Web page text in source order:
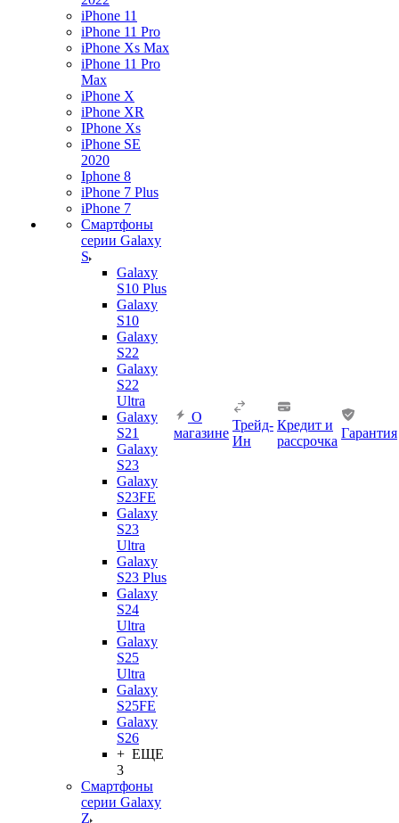
iPhone 11
iPhone 11 Pro
iPhone Xs Max
iPhone 11 Pro
Max
iPhone X
iPhone XR
IPhone Xs
iPhone SE
2020
Iphone 8
iPhone 7 Plus
iPhone 7
Смартфоны
серии Galaxy
S
Galaxy
S10 Plus
Galaxy
S10
Galaxy
S22
Galaxy
S22
Ultra
Galaxy
S21
Galaxy
S23
Galaxy
S23FE
Galaxy
S23
Ultra
Galaxy
S23 Plus
Galaxy
S24
Ultra
Galaxy
S25
Ultra
Galaxy
S25FE
Galaxy
S26
+ ЕЩЕ
3
Смартфоны
серии Galaxy
Z
О
магазине
Трейд-
Ин
Кредит и
рассрочка
Гарантия